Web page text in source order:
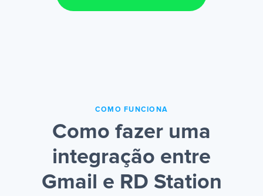
COMO FUNCIONA
Como fazer uma
integração entre
Gmail e RD Station